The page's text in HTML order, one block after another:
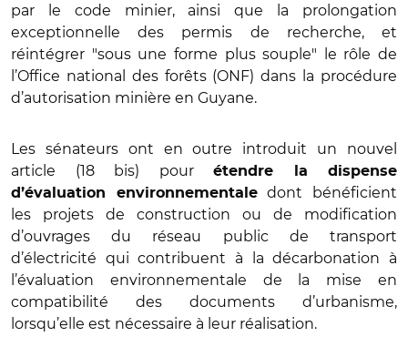
par le code minier, ainsi que la prolongation
exceptionnelle des permis de recherche, et
réintégrer "sous une forme plus souple" le rôle de
l’Office national des forêts (ONF) dans la procédure
d’autorisation minière en Guyane.
Les sénateurs ont en outre introduit un nouvel
article (18 bis) pour étendre la dispense
d’évaluation environnementaledont bénéficient
les projets de construction ou de modification
d’ouvrages du réseau public de transport
d’électricité qui contribuent à la décarbonation à
l’évaluation environnementale de la mise en
compatibilité des documents d’urbanisme,
lorsqu’elle est nécessaire à leur réalisation.